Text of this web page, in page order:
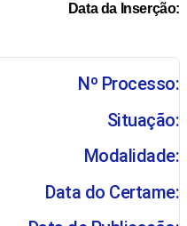
Data da Inserção:
Nº Processo:
Situação:
Modalidade:
Data do Certame: